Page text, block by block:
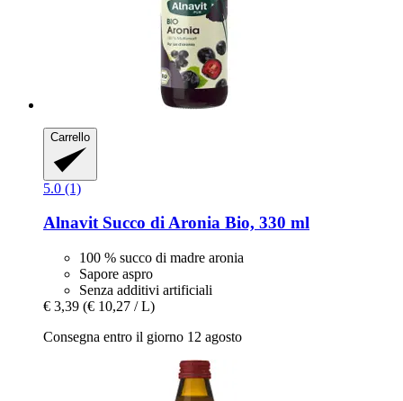
Carrello
5.0 (1)
AlnavitSucco di Aronia Bio, 330 ml
100 % succo di madre aronia
Sapore aspro
Senza additivi artificiali
€ 3,39 (€ 10,27 / L)
Consegna entro il giorno 12 agosto